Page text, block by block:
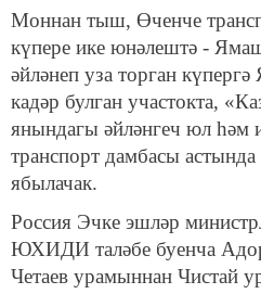
Моннан тыш, Өченче
күпере ике юнәлештә -
әйләнеп уза торган
кадәр булган участокта,
янындагы әйләнгеч юл һәм
транспорт дамбасы
ябылачак.
Россия Эчке эшләр
ЮХИДИ таләбе буенча
Четаев урамыннан Чистай